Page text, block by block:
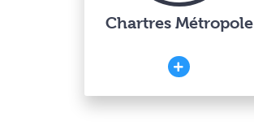
Chartres Métropole